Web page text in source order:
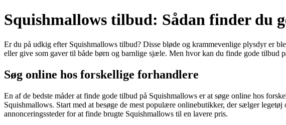
Squishmallows tilbud: Sådan finder du
Er du på udkig efter Squishmallows tilbud? Disse bløde og krammevenlige plysdyr er
eller give som gaver til både børn og barnlige sjæle. Men hvor kan du finde gode tilbud
Søg online hos forskellige forhandlere
En af de bedste måder at finde gode tilbud på Squishmallows er at søge online hos
Squishmallows. Start med at besøge de mest populære onlinebutikker, der sælger
annonceringssteder for at finde brugte Squishmallows til en lavere pris.